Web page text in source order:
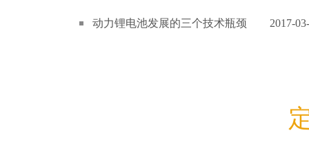
动力锂电池发展的三个技术瓶颈 2017-